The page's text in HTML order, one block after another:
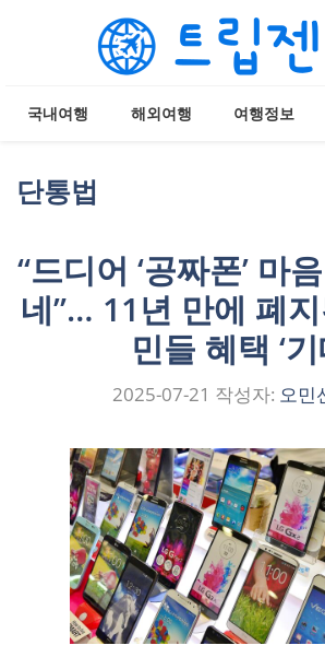
국내여행 해외여행 여행정보
단통법
“드디어 ‘공짜폰’ 마
네”… 11년 만에 폐
민들 혜택 ‘기
2025-07-21 작성자: 오민